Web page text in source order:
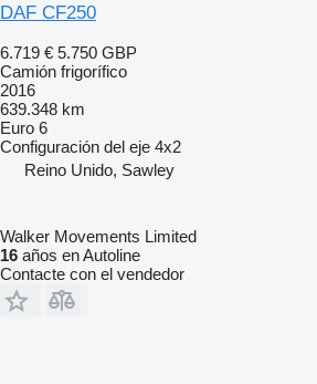
DAF CF250
6.719 € 5.750 GBP
Camión frigorífico
2016
639.348 km
Euro 6
Configuración del eje 4x2
Reino Unido, Sawley
Walker Movements Limited
16 años en Autoline
Contacte con el vendedor